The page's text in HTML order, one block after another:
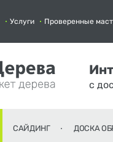
Услуги Проверенные
с
САЙДИНГ ДОСКА